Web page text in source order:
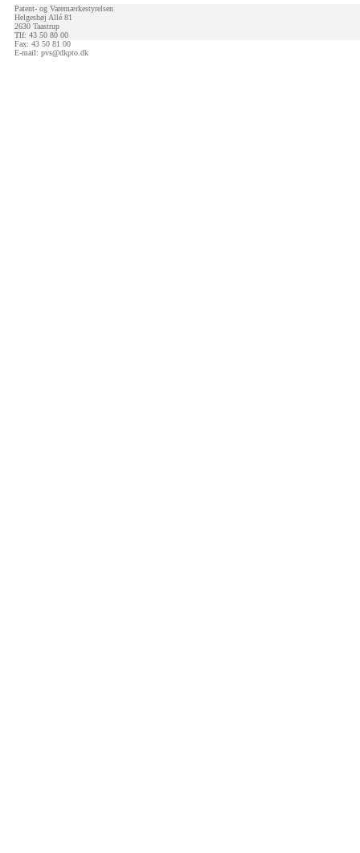
Patent- og Varemærkestyrelsen
Helgeshøj Allé 81
2630 Taastrup
Tlf: 43 50 80 00
Fax: 43 50 81 00
E-mail: pvs@dkpto.dk